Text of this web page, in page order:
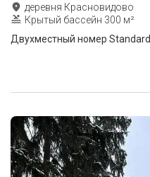
деревня Красновидово
Крытый бассейн 300 м²
Двухместный номер Standard